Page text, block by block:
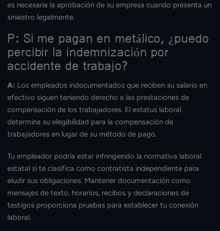
es necesaria la aprobación de su empresa cuando presenta un
siniestro legalmente.
P: Si me pagan en metálico, ¿puedo
percibir la indemnización por
accidente de trabajo?
A: Los empleados indocumentados que reciben su salario en
efectivo siguen teniendo derecho a las prestaciones de
compensación de los trabajadores. El estatus laboral
determina su elegibilidad para la compensación de
trabajadores en lugar de su método de pago.
Tu empleador podría estar infringiendo la normativa laboral
estatal si te clasifica como contratista independiente para
eludir sus obligaciones. Mantener documentación como
mensajes de texto, horarios, recibos y declaraciones de
testigos proporciona pruebas para establecer tu conexión
laboral.